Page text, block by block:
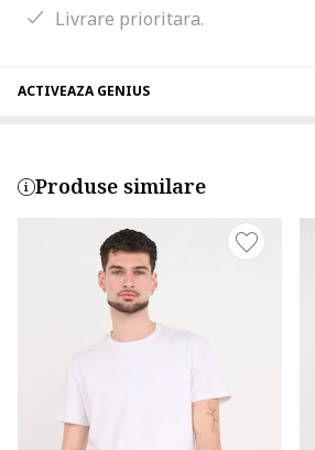
Livrare prioritara.
ACTIVEAZA GENIUS
Produse similare